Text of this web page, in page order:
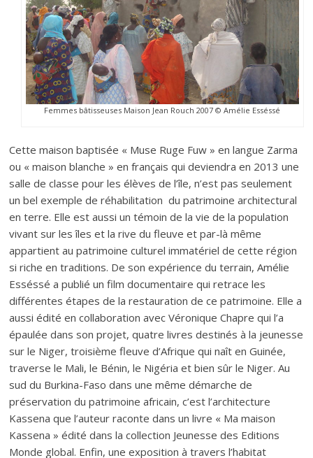
Femmes bâtisseuses Maison Jean Rouch 2007 © Amélie Esséssé
Cette maison baptisée « Muse Ruge Fuw » en langue Zarma
ou « maison blanche » en français qui deviendra en 2013 une
salle de classe pour les élèves de l’île, n’est pas seulement
un bel exemple de réhabilitation du patrimoine architectural
en terre. Elle est aussi un témoin de la vie de la population
vivant sur les îles et la rive du fleuve et par-là même
appartient au patrimoine culturel immatériel de cette région
si riche en traditions. De son expérience du terrain, Amélie
Esséssé a publié un film documentaire qui retrace les
différentes étapes de la restauration de ce patrimoine. Elle a
aussi édité en collaboration avec Véronique Chapre qui l’a
épaulée dans son projet, quatre livres destinés à la jeunesse
sur le Niger, troisième fleuve d’Afrique qui naît en Guinée,
traverse le Mali, le Bénin, le Nigéria et bien sûr le Niger. Au
sud du Burkina-Faso dans une même démarche de
préservation du patrimoine africain, c’est l’architecture
Kassena que l’auteur raconte dans un livre « Ma maison
Kassena » édité dans la collection Jeunesse des Editions
Monde global. Enfin, une exposition à travers l’habitat